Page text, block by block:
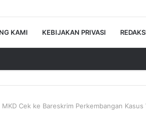
KAMI KEBIJAKAN PRIVASI
MKD Cek ke Bareskrim Perkembangan